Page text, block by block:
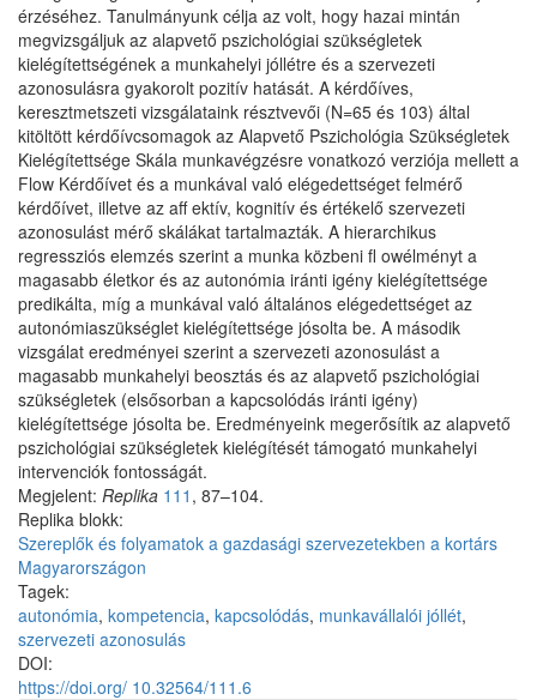
érzéséhez. Tanulmányunk célja az volt, hogy hazai mintán
megvizsgáljuk az alapvető pszichológiai szükségletek
kielégítettségének a munkahelyi jóllétre és a szervezeti
azonosulásra gyakorolt pozitív hatását. A kérdőíves,
keresztmetszeti vizsgálataink résztvevői (N=65 és 103) által
kitöltött kérdőívcsomagok az Alapvető Pszichológia Szükségletek
Kielégítettsége Skála munkavégzésre vonatkozó verziója mellett a
Flow Kérdőívet és a munkával való elégedettséget felmérő
kérdőívet, illetve az aff ektív, kognitív és értékelő szervezeti
azonosulást mérő skálákat tartalmazták. A hierarchikus
regressziós elemzés szerint a munka közbeni fl owélményt a
magasabb életkor és az autonómia iránti igény kielégítettsége
predikálta, míg a munkával való általános elégedettséget az
autonómiaszükséglet kielégítettsége jósolta be. A második
vizsgálat eredményei szerint a szervezeti azonosulást a
magasabb munkahelyi beosztás és az alapvető pszichológiai
szükségletek (elsősorban a kapcsolódás iránti igény)
kielégítettsége jósolta be. Eredményeink megerősítik az alapvető
pszichológiai szükségletek kielégítését támogató munkahelyi
intervenciók fontosságát.
Megjelent: Replika 111 , 87–104.
Replika blokk:
Szereplők és folyamatok a gazdasági szervezetekben a kortárs
Magyarországon
Tagek:
autonómia, kompetencia, kapcsolódás, munkavállalói jóllét,
szervezeti azonosulás
DOI:
https://doi.org/ 10.32564/111.6